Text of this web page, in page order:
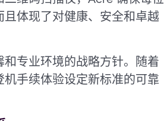
体现了对健康、安全和卓越
专业环境的战略方针。随着
手续体验设定新标准的可靠